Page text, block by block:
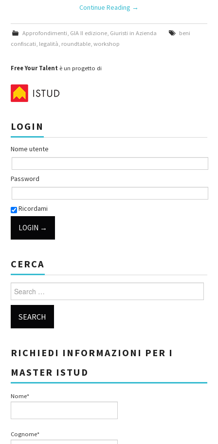
Continue Reading →
Approfondimenti GIA II edizione, Giuristi in Azienda
beni
confiscati legalità roundtable ,workshop
Free Your Talent è un progetto di
LOGIN
Nome utente
Password
Ricordami
CERCA
Search for:
RICHIEDI INFORMAZIONI PER I
MASTER ISTUD
Nome*
Cognome*